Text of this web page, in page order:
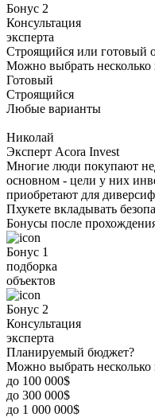
Бонус 2
Консультация
эксперта
Строящийся или готовый
Можно выбрать несколько
Готовый
Строящийся
Любые варианты
Николай
Эксперт Acora Invest
Многие люди покупают
основном - цели у них
приобретают для
Пхукете вкладывать
Бонусы после
Бонус 1
подборка
объектов
Бонус 2
Консультация
эксперта
Планируемый бюджет?
Можно выбрать несколько
до 100 000$
до 300 000$
до 1 000 000$